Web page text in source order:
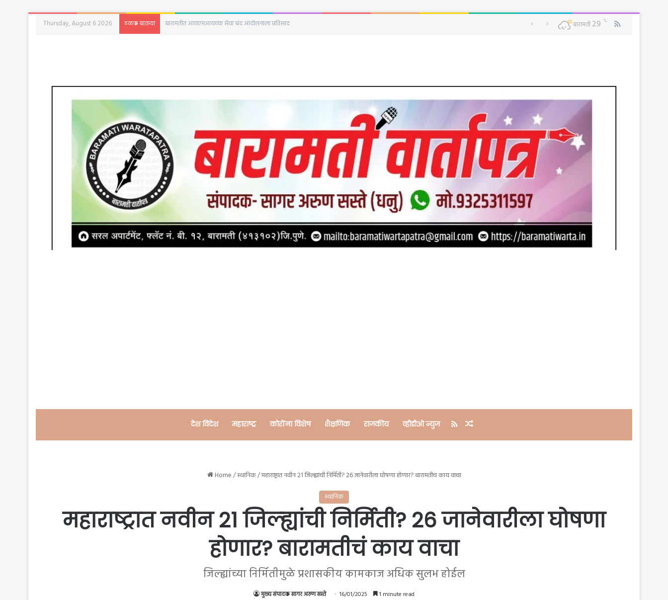
Thursday, August 6 2026 ठळक बातम्या सुनेत्रा पवार वादानंतर बारामतीतील राजकीय वाद अधिक चिघळला; नगराध्यक्षांनी माफी मागावी, काँग्रेसची भूमिका बारामती 29 ℃ RSS
देश विदेश महाराष्ट्र कोरोंना विशेष शैक्षणिक राजकीय व्हीडीओ न्युज RSS Random Article
Home/स्थानिक/महाराष्ट्रात नवीन 21 जिल्ह्यांची निर्मिती? 26 जानेवारीला घोषणा होणार? बारामतीचं काय वाचा
स्थानिक
महाराष्ट्रात नवीन 21 जिल्ह्यांची निर्मिती? 26 जानेवारीला घोषणा
होणार? बारामतीचं काय वाचा
जिल्ह्यांच्या निर्मितीमुळे प्रशासकीय कामकाज अधिक सुलभ होईल
मुख्य संपादक सागर अरुण सस्ते 16/01/2025 1 minute read